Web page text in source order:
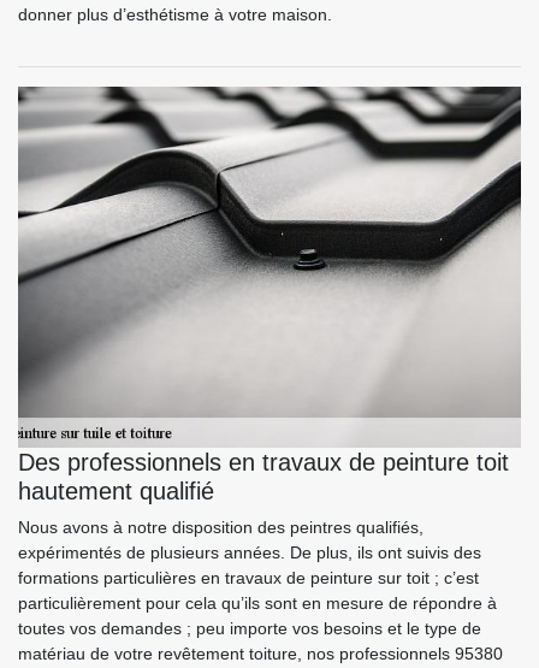
donner plus d’esthétisme à votre maison.
Des professionnels en travaux de peinture toit
hautement qualifié
Nous avons à notre disposition des peintres qualifiés,
expérimentés de plusieurs années. De plus, ils ont suivis des
formations particulières en travaux de peinture sur toit ; c’est
particulièrement pour cela qu’ils sont en mesure de répondre à
toutes vos demandes ; peu importe vos besoins et le type de
matériau de votre revêtement toiture, nos professionnels 95380